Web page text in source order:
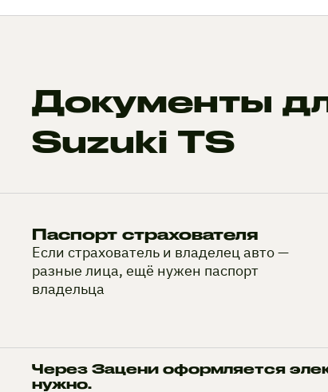
Документы
Suzuki TS
Паспорт страхователя
Если страхователь и владелец авто —
разные лица, ещё нужен паспорт
владельца
Через Зацени оформляется
нужно.